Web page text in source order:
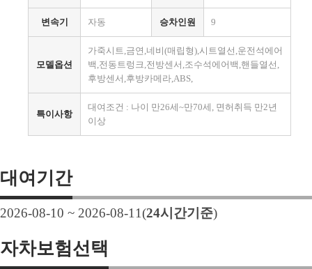
변속기 자동 승차인원 9
모델옵션
가죽시트,금연,네비(매립형),시트열선,운전석에어
백,전동트렁크,전방센서,조수석에어백,핸들열선,
후방센서,후방카메라,ABS,
특이사항
대여조건 : 나이 만26세~만70세, 면허취득 만2년
이상
대여기간
2026-08-10 ~ 2026-08-11(24시간기준)
자차보험선택